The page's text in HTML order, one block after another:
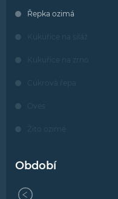
Řepka ozimá
Období